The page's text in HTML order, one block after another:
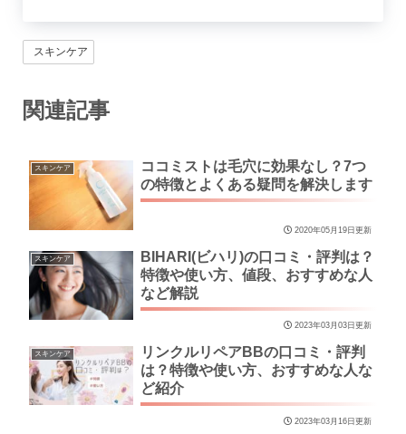
スキンケア
関連記事
スキンケア
ココミストは毛穴に効果なし？7つ
の特徴とよくある疑問を解決します
2020年05月19日更新
スキンケア
BIHARI(ビハリ)の口コミ・評判は？
特徴や使い方、値段、おすすめな人
など解説
2023年03月03日更新
スキンケア
リンクルリペアBBの口コミ・評判
は？特徴や使い方、おすすめな人な
ど紹介
2023年03月16日更新